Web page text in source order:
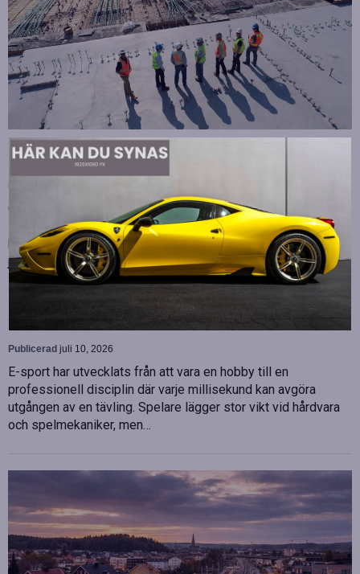
Strategiska tillskott till OHLA Sveriges ledning
OHLA Sverige stärker sin ledningsgrupp genom att anställa
Malin Bergman som HR-chef och María Vazquez som
biträdande ekonomichef. Båda började sina nya tjänster den 1
juni 2026 och kommer att…
Betydelsen av snabb internetanslutning för e-
Publicerad juli 10, 2026
E-sport har utvecklats från att vara en hobby till en
professionell disciplin där varje millisekund kan avgöra
utgången av en tävling. Spelare lägger stor vikt vid hårdvara
och spelmekaniker, men…